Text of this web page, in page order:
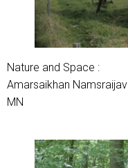
Nature and Space :
Amarsaikhan Namsraijav
MN